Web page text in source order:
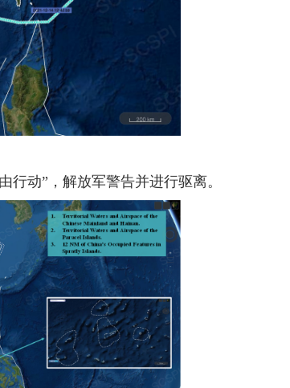
行动”，解放军警告并进行驱离。